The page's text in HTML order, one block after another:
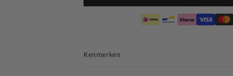
Kenmerken